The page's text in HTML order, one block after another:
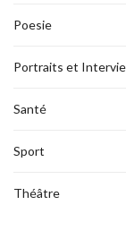
Poesie
Portraits et
Santé
Sport
Théâtre